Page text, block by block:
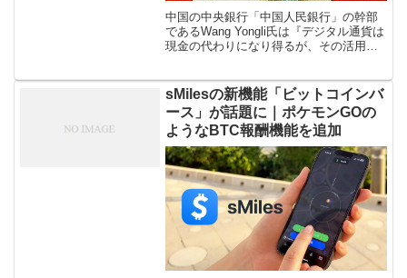
中国の中央銀行「中国人民銀行」の幹部
であるWang Yongli氏は『デジタル通貨は
現金の代わりになり得るが、その活用範
れています。同氏はデジタル通 […]
sMilesの新機能「ビットコインバ
ース」が話題に｜ポケモンGOの
ようなBTC報酬機能を追加